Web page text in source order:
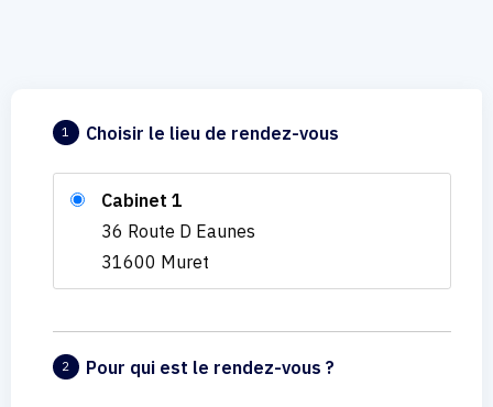
1 Choisir le lieu de rendez-vous
Cabinet 1
36 Route D Eaunes
31600 Muret
2 Pour qui est le rendez-vous ?